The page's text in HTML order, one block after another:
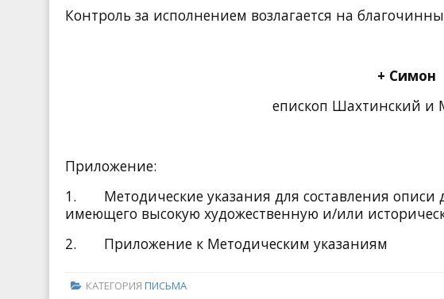
Контроль за исполнением возлагается на
+ Симон
епископ Шахтинский и
Приложение:
1. Методические указания для составления описи
имеющего высокую художественную и/или
2. Приложение к Методическим указаниям
КАТЕГОРИЯ ПИСЬМА